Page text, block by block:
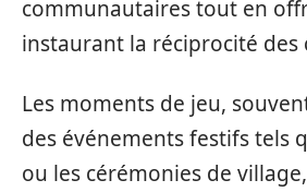
communautaires tout en
instaurant la réciprocité des
Les moments de jeu,
des événements festifs tels
ou les cérémonies de